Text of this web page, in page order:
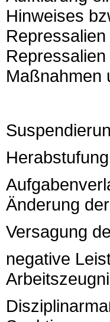
Hinweises
Maßnahmen
Änderung
Versagung
negative